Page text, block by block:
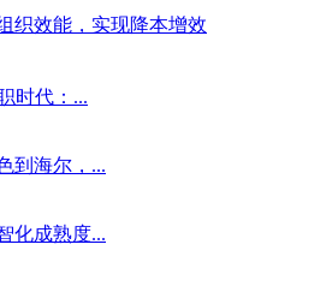
织效能，实现降本增效
时代：...
到海尔，...
化成熟度...